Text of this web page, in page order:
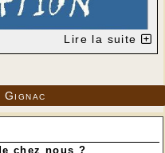
Lire la suite
chez nous ?